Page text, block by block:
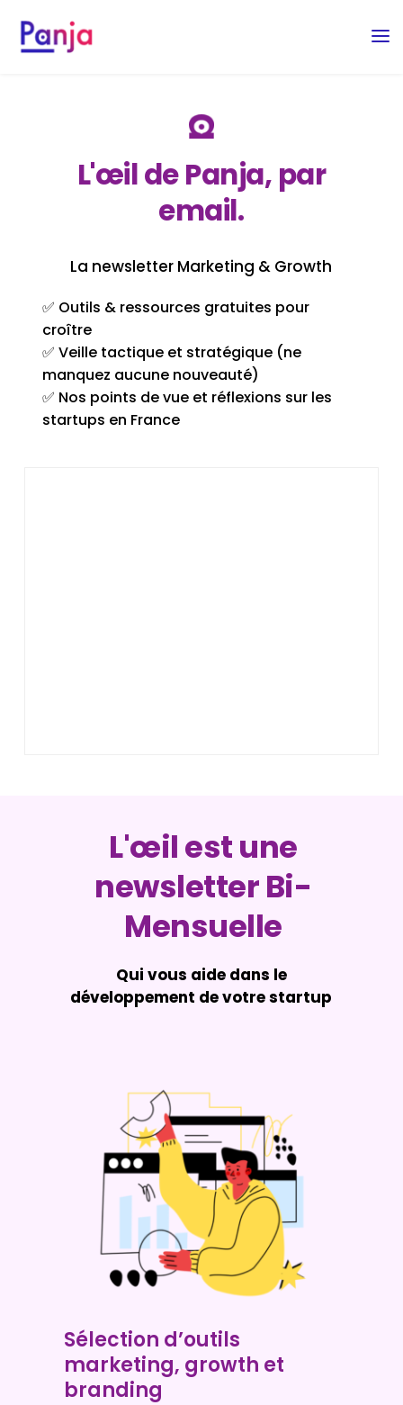
L'œil de Panja, par
email.
La newsletter Marketing & Growth
✅ Outils & ressources gratuites pour
croître
✅ Veille tactique et stratégique (ne
manquez aucune nouveauté)
✅ Nos points de vue et réflexions sur les
startups en France
L'œil est une
newsletter Bi-
Mensuelle
Qui vous aide dans le
développement de votre startup
Sélection d’outils
marketing, growth et
branding